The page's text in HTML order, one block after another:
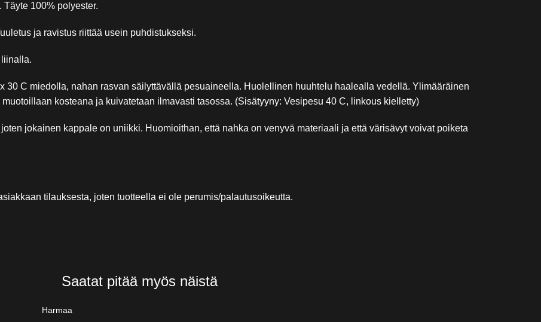
100% polyester.
ja ravistus riittää usein puhdistukseksi.
30 C miedolla, nahan rasvan säilyttävällä pesuaineella. Huolellinen huuhtelu haalealla vedellä. Ylimääräinen
kosteana ja kuivatetaan ilmavasti tasossa. (Sisätyyny: Vesipesu 40 C, linkous kielletty)
jokainen kappale on uniikki. Huomioithan, että nahka on venyvä materiaali ja että värisävyt voivat poiketa
tilauksesta, joten tuotteella ei ole perumis/palautusoikeutta.
Saatat pitää myös näistä